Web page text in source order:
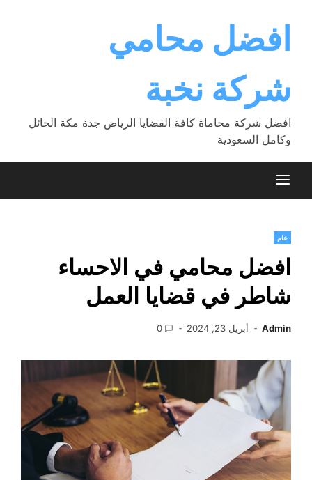
contentافضل محامي
شركة نخبة
افضل شركة محاماة كافة القضايا الرياض جدة مكة الحائل
وكامل السعودية
عام
افضل محامي في الاحساء
شاطر في قضايا العمل
Admin أبريل 23, 2024 0